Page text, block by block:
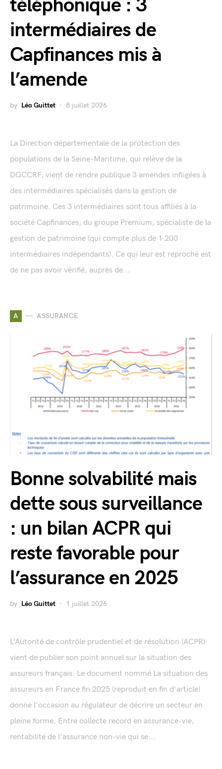
téléphonique : 3
intermédiaires de
Capfinances mis à
l’amende
by Léo Guittet 8 juillet 2026
La Direction départementale de la protection des
populations de la Seine-Maritime, qui relève de la
DGCCRF, vient de rendre publique 3 amendes infligées à
des intermédiaires spécialisés dans la gestion de
patrimoine. Ces 3 intermédiaires sont tous affiliés à la
société Capfinances, du groupe Premium, spécialiste de la
gestion de patrimoine (qui compte plus de 1 200
intermédiaires indépendants). Ce qui leur est reproché est
de ne pas avoir vérifié, auprès de...
A ASSURANCE
Bonne solvabilité mais
dette sous surveillance
: un bilan ACPR qui
reste favorable pour
l’assurance en 2025
by Léo Guittet 1 juillet 2026
L’Autorité de contrôle prudentiel et de résolution (ACPR)
vient de publier son point annuel sur la situation des
assureurs français. Le document nommé La situation des
assureurs en France fin 2025 (reproduit en fin d'article)
donne l'occasion au régulateur de décrire un secteur en
pleine forme. Entre collecte record en assurance-vie,
rentabilité de l'assurance non-vie qui se...